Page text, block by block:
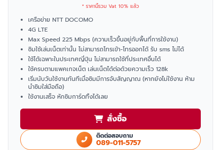
* ราคานี้รวม Vat 10% แล้ว
เครือข่าย NTT DOCOMO
4G LTE
Max Speed 225 Mbps (ความเร็วขึ้นอยู่กับพื้นที่การใช้งาน)
ซิมใช้เล่นเน็ตเท่านั้น ไม่สามารถโทรเข้า-โทรออกได้ รับ sms ไม่ได้
ใช้ได้เฉพาะในประเทศญี่ปุ่น ไม่สามารถใช้ที่ประเทศอื่นได้
ใช้ครบตามแพคเกจเน็ต เล่นเน็ตได้ต่อด้วยความเร็ว 128k
เริ่มนับวันใช้งานทันทีเมื่อซิมมีการจับสัญญาณ (หากยังไม่ใช้งาน ห้าม
นำซิมใส่มือถือ)
ใช้งานเสร็จ หักซิมการ์ดทิ้งได้เลย
สั่งซื้อ
ติดต่อสอบถาม
089-011-5757